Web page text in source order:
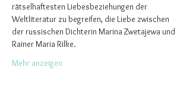
rätselhaftesten Liebesbeziehungen der
Weltliteratur zu begreifen, die Liebe zwischen
der russischen Dichterin Marina Zwetajewa und
Rainer Maria Rilke.
Mehr anzeigen